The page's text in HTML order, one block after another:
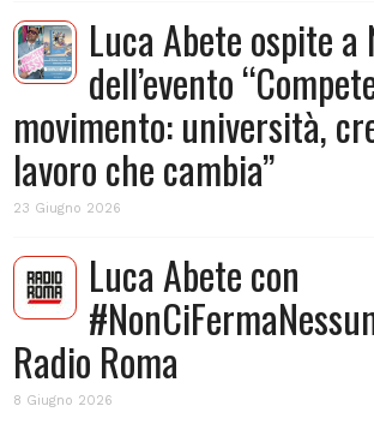
Luca Abete ospite a
dell’evento
movimento: università,
lavoro che cambia”
23 Giugno 2026
Luca Abete con
Radio Roma
8 Giugno 2026